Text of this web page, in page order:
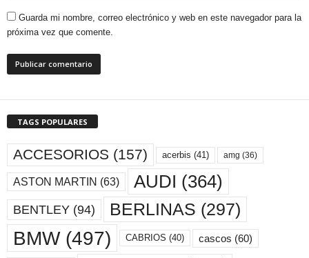
Guarda mi nombre, correo electrónico y web en este navegador para la
próxima vez que comente.
TAGS POPULARES
ACCESORIOS (157) acerbis (41) amg (36)
ASTON MARTIN (63) AUDI (364)
BENTLEY (94) BERLINAS (297)
BMW(497) CABRIOS (40) cascos (60)